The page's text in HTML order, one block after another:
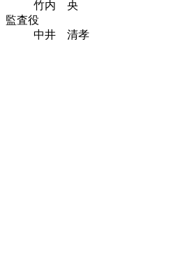
竹内 央
監査役
中井 清孝